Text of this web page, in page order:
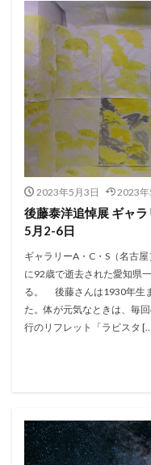
2023年5月3日 2023年
後藤泰洋追悼展 ギャ
5月2-6日
ギャラリーA・C・S（名
に92歳で逝去された愛知県
る。 後藤さんは1930年生
た。体が元気なときは、毎
行のリフレット「ラビスタ